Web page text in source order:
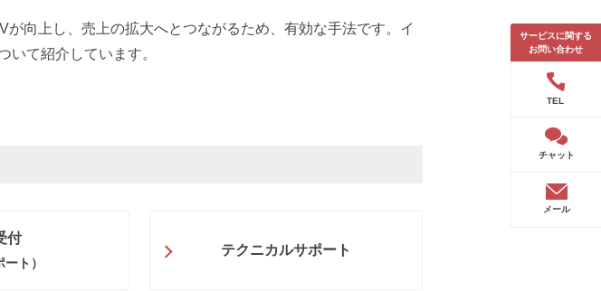
向上し、売上の拡大へとつながるため、有効な手法です。イ
いて紹介しています。
付
ート）
テクニカルサポート
サービスに関する
お問い合わせ
TEL
チャット
メール